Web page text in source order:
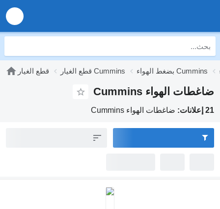
قطع الغيار قطع الغيار Cummins بضغط الهواء Cummins
ضاغطات الهواء Cummins
21 إعلانات: ضاغطات الهواء Cummins